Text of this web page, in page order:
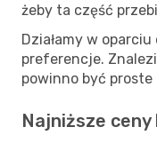
żeby ta część
Działamy w
preferencje.
powinno być proste
Najniższe